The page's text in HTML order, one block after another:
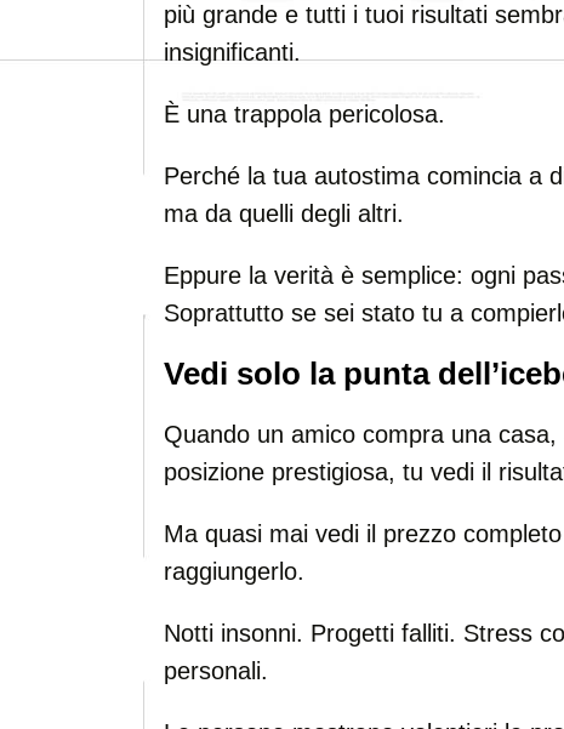
più grande e tutti i tuoi risultati
insignificanti.
È una trappola pericolosa.
Perché la tua autostima comincia a
ma da quelli degli altri.
Eppure la verità è semplice: ogni
Soprattutto se sei stato tu a
Vedi solo la punta
Quando un amico compra una
posizione prestigiosa, tu vedi il
Ma quasi mai vedi il prezzo
raggiungerlo.
Notti insonni. Progetti falliti. Stress
personali.